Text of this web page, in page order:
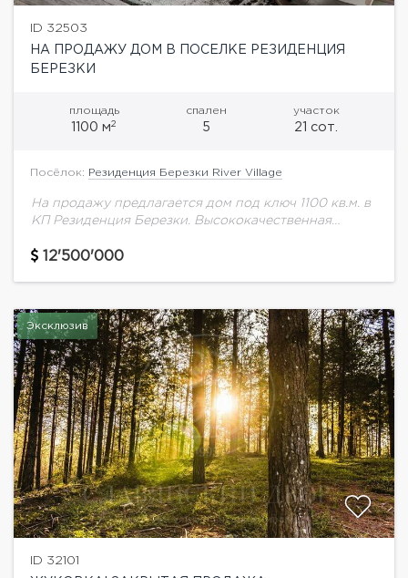
ID 32503
НА ПРОДАЖУ ДОМ В ПОСЕЛКЕ РЕЗИДЕНЦИЯ
БЕРЕЗКИ
площадь
1100 м2
спален
5
участок
21 сот.
Посёлок: Резиденция Березки River Village
На продажу предлагается дом под ключ 1100 кв.м. в
КП Резиденция Березки. Высококачественная
инженерия. Функциональная планировка: 5 спален
12'500'000
Эксклюзив
ID 32101